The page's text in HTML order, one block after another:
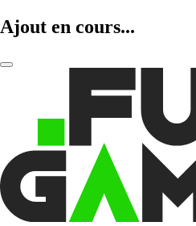
Ajout en cours...